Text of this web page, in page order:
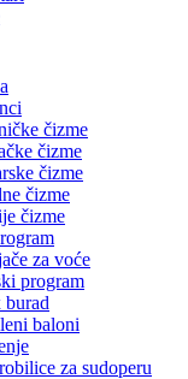
čizme
čizme
čizme
čizme
čizme
za voće
program
burad
baloni
za sudoperu